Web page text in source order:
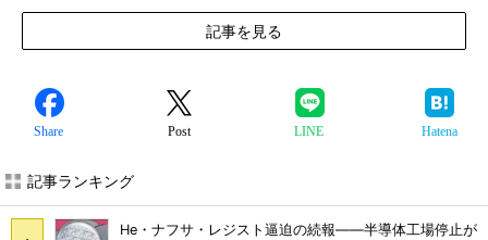
記事を見る
Share Post LINE Hatena
記事ランキング
He・ナフサ・レジスト逼迫の続報――半導体工場停止が